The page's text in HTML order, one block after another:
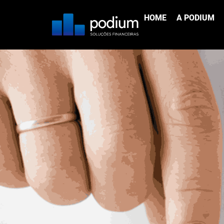
HOME A PODIUM
Como reduzir